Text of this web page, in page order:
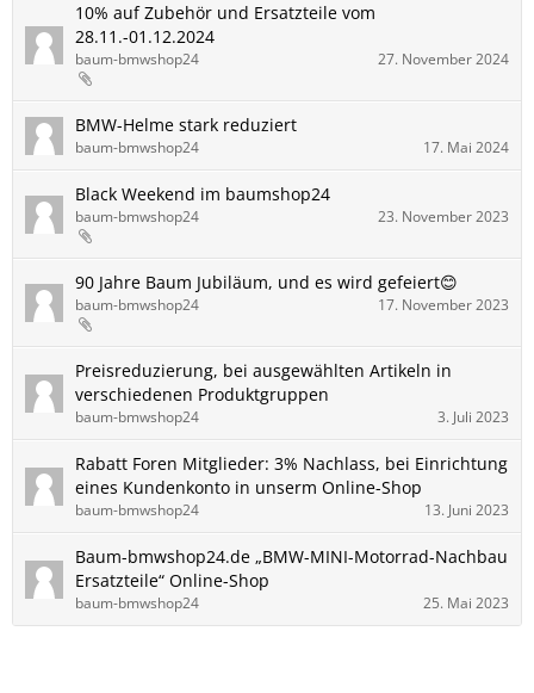
10% auf Zubehör und Ersatzteile vom
28.11.-01.12.2024
baum-bmwshop24 27. November 2024
BMW-Helme stark reduziert
baum-bmwshop24 17. Mai 2024
Black Weekend im baumshop24
baum-bmwshop24 23. November 2023
90 Jahre Baum Jubiläum, und es wird gefeiert😊
baum-bmwshop24 17. November 2023
Preisreduzierung, bei ausgewählten Artikeln in
verschiedenen Produktgruppen
baum-bmwshop24 3. Juli 2023
Rabatt Foren Mitglieder: 3% Nachlass, bei Einrichtung
eines Kundenkonto in unserm Online-Shop
baum-bmwshop24 13. Juni 2023
Baum-bmwshop24.de „BMW-MINI-Motorrad-Nachbau
Ersatzteile“ Online-Shop
baum-bmwshop24 25. Mai 2023